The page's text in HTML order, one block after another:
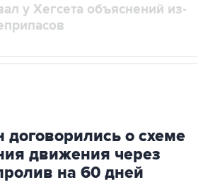
у Хегсета объяснений из-
о схеме
движения через
на 60 дней